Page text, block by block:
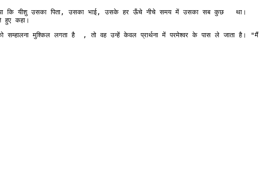
कि यीशु उसका पिता, उसका भाई, उसके हर ऊँचे नीचे समय में उसका सब कुछ   था।
हुए कहा।
मुश्किल लगता है  , तो वह उन्हें केवल प्रार्थना में परमेश्वर के पास ले जाता है। "मैं